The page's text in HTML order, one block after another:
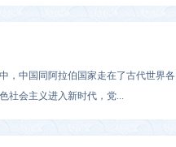
中国同阿拉伯国家走在了古代世界
社会主义进入新时代，党...